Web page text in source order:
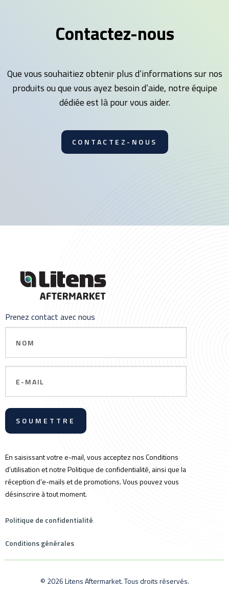
Contactez-nous
Que vous souhaitiez obtenir plus d’informations sur nos
produits ou que vous ayez besoin d’aide, notre équipe
dédiée est là pour vous aider.
CONTACTEZ-NOUS
Prenez contact avec nous
En saisissant votre e-mail, vous acceptez nos Conditions
d’utilisation et notre Politique de confidentialité, ainsi que la
réception d’e-mails et de promotions. Vous pouvez vous
désinscrire à tout moment.
Politique de confidentialité
Conditions générales
© 2026 Litens Aftermarket. Tous droits réservés.